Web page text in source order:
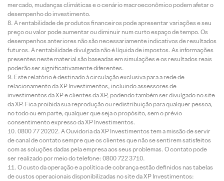
mercado, mudanças climáticas e o cenário macroeconômico podem afetar o
desempenho do investimento.
A rentabilidade de produtos financeiros pode apresentar variações e seu
preço ou valor pode aumentar ou diminuir num curto espaço de tempo. Os
desempenhos anteriores não são necessariamente indicativos de resultados
futuros. A rentabilidade divulgada não é líquida de impostos. As informações
presentes neste material são baseadas em simulações e os resultados reais
poderão ser significativamente diferentes.
Este relatório é destinado à circulação exclusiva para a rede de
relacionamento da XP Investimentos, incluindo assessores de
investimentos da XP e clientes da XP, podendo também ser divulgado no site
da XP. Fica proibida sua reprodução ou redistribuição para qualquer pessoa,
no todo ou em parte, qualquer que seja o propósito, sem o prévio
consentimento expresso da XP Investimentos.
0800 77 20202. A Ouvidoria da XP Investimentos tem a missão de servir
de canal de contato sempre que os clientes que não se sentirem satisfeitos
com as soluções dadas pela empresa aos seus problemas. O contato pode
ser realizado por meio do telefone: 0800 722 3710.
O custo da operação e a política de cobrança estão definidos nas tabelas
de custos operacionais disponibilizadas no site da XP Investimentos: